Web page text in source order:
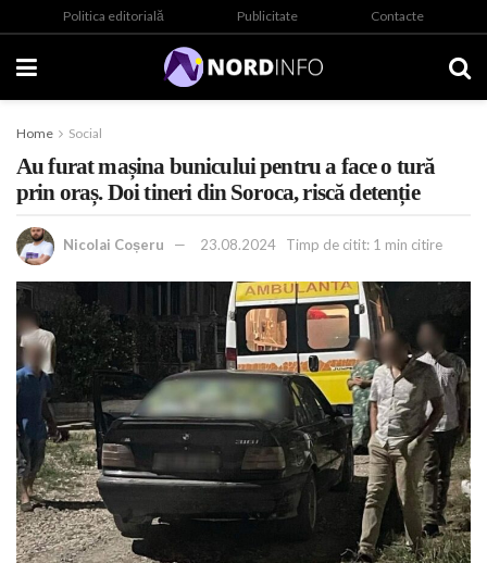
Politica editorială Publicitate Contacte
Home Social
Au furat mașina bunicului pentru a face o tură
prin oraș. Doi tineri din Soroca, riscă detenție
Nicolai Coșeru 23.08.2024 Timp de citit: 1 min citire